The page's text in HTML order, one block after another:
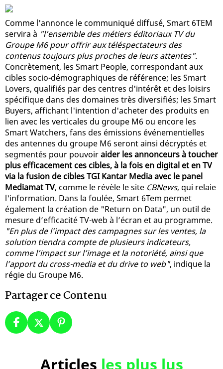
Comme l'annonce le communiqué diffusé, Smart 6TEM
servira à "l’ensemble des métiers éditoriaux TV du
Groupe M6 pour offrir aux téléspectateurs des
contenus toujours plus proches de leurs attentes".
Concrètement, les Smart People, correspondant aux
cibles socio-démographiques de référence; les Smart
Lovers, qualifiés par des centres d'intérêt et des loisirs
spécifique dans des domaines très diversifiés; les Smart
Buyers, affichant l'intention d'acheter des produits en
lien avec les verticales du groupe M6 ou encore les
Smart Watchers, fans des émissions événementielles
des antennes du groupe M6 seront ainsi décryptés et
segmentés pour pouvoiraider les annonceurs à toucher
plus efficacement ces cibles, à la fois en digital et en TV
via la fusion de cibles TGI Kantar Media avec le panel
Mediamat TV, comme le révèle le site CBNews, qui relaie
l'information. Dans la foulée, Smart 6Tem permet
également la création de "Return on Data", un outil de
mesure d’efficacité TV-web à l’écran et au programme.
"En plus de l’impact des campagnes sur les ventes, la
solution tiendra compte de plusieurs indicateurs,
comme l’impact sur l’image et la notoriété, ainsi que
l’apport du cross-media et du drive to web", indique la
régie du Groupe M6.
Partager ce Contenu
Articles les plus lus